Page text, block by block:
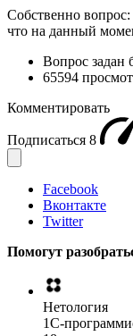
Собственно вопрос:
что на данный
Вопрос задан
65594
Комментировать
Подписаться 8
Facebook
Вконтакте
Twitter
Помогут
Нетология
1C-